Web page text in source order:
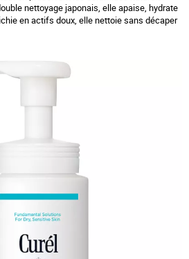
nettoyage japonais, elle apaise, hydrate
en actifs doux, elle nettoie sans décaper